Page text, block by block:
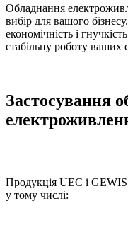
Обладнання
вибір для вашого
економічність і
стабільну роботу ваших
Застосування
Продукція UEC і
у тому числі: